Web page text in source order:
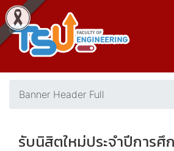
Banner Header Full
รับนิสิตใหม่ประจำปีการศึ